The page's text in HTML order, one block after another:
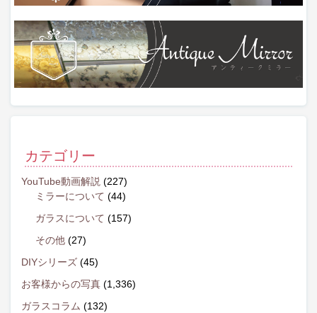
カテゴリー
YouTube動画解説 (227)
ミラーについて (44)
ガラスについて (157)
その他 (27)
DIYシリーズ (45)
お客様からの写真 (1,336)
ガラスコラム (132)